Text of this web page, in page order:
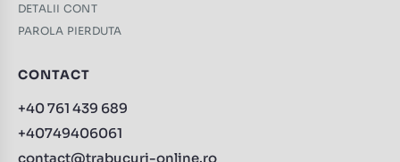
DETALII CONT
PAROLA PIERDUTA
CONTACT
+40 761 439 689
+40749406061
contact@trabucuri-online.ro